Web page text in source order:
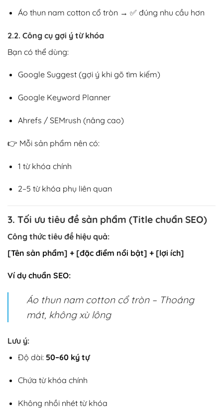
Áo thun nam cotton cổ tròn → ✅ đúng nhu cầu hơn
2.2. Công cụ gợi ý từ khóa
Bạn có thể dùng:
Google Suggest (gợi ý khi gõ tìm kiếm)
Google Keyword Planner
Ahrefs / SEMrush (nâng cao)
👉 Mỗi sản phẩm nên có:
1 từ khóa chính
2–5 từ khóa phụ liên quan
3. Tối ưu tiêu đề sản phẩm (Title chuẩn SEO)
Công thức tiêu đề hiệu quả:
[Tên sản phẩm] + [đặc điểm nổi bật] + [lợi ích]
Ví dụ chuẩn SEO:
Áo thun nam cotton cổ tròn – Thoáng
mát, không xù lông
Lưu ý:
Độ dài: 50–60 ký tự
Chứa từ khóa chính
Không nhồi nhét từ khóa